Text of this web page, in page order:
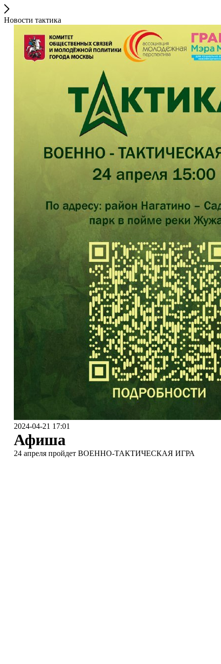
Новости тактика
2024-04-21 17:01
Афиша
24 апреля пройдет ВОЕННО-ТАКТИЧЕСКАЯ ИГРА